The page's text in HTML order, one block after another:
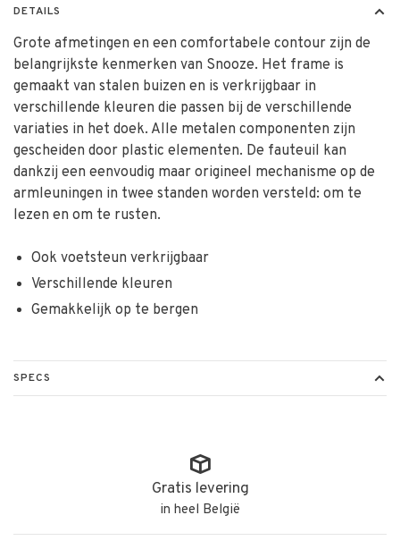
DETAILS
Grote afmetingen en een comfortabele contour zijn de
belangrijkste kenmerken van Snooze. Het frame is
gemaakt van stalen buizen en is verkrijgbaar in
verschillende kleuren die passen bij de verschillende
variaties in het doek. Alle metalen componenten zijn
gescheiden door plastic elementen. De fauteuil kan
dankzij een eenvoudig maar origineel mechanisme op de
armleuningen in twee standen worden versteld: om te
lezen en om te rusten.
Ook voetsteun verkrijgbaar
Verschillende kleuren
Gemakkelijk op te bergen
SPECS
Gratis levering
in heel België